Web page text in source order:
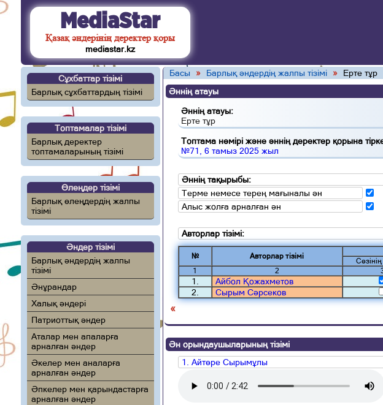
MediaStar
Қазақ әндерінің деректер қоры
mediastar.kz
Сұхбаттар тізімі
Барлық сұхбаттардың тізімі
Топтамалар тізімі
Барлық деректер
топтамаларының тізімі
Өлеңдер тізімі
Барлық өлеңдердің жалпы
тізімі
Әндер тізімі
Барлық әндердің жалпы
тізімі
Әнұрандар
Халық әндері
Патриоттық әндер
Аталар мен апаларға
арналған әндер
Әкелер мен аналарға
арналған әндер
Әпкелер мен қарындастарға
арналған әндер
Басы » Барлық әндердің жалпы тізімі »
Ерте тұр
Әннің атауы
Әннің атауы:
Ерте тұр
Топтама нөмірі және әннің деректер қорына
№71, 6 тамыз 2025 жыл
Әннің тақырыбы:
Терме немесе терең мағыналы ән
Алыс жолға арналған ән
Авторлар тізімі:
№ Авторлар тізімі
1
2
1.
Айбол Қожахметов
2.
Сырым Сәрсеков
«
Ән орындаушыларының тізімі
1. Айтөре Сырымұлы